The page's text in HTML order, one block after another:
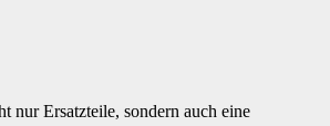
nur Ersatzteile, sondern auch eine